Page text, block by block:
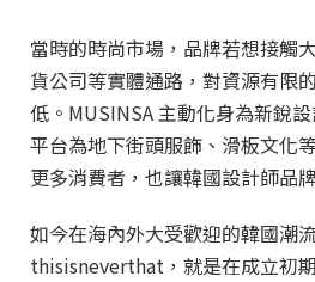
當時的時尚市場，品牌若想接觸
貨公司等實體通路，對資源有限
低。MUSINSA 主動化身為新銳
平台為地下街頭服飾、滑板文化
更多消費者，也讓韓國設計師品
如今在海內外大受歡迎的韓國潮
thisisneverthat，就是在成立初